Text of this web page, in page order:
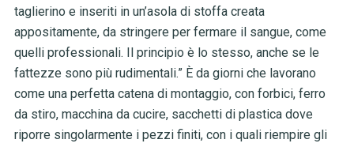
taglierino e inseriti in un’asola di stoffa creata
appositamente, da stringere per fermare il sangue, come
quelli professionali. Il principio è lo stesso, anche se le
fattezze sono più rudimentali.” È da giorni che lavorano
come una perfetta catena di montaggio, con forbici, ferro
da stiro, macchina da cucire, sacchetti di plastica dove
riporre singolarmente i pezzi finiti, con i quali riempire gli